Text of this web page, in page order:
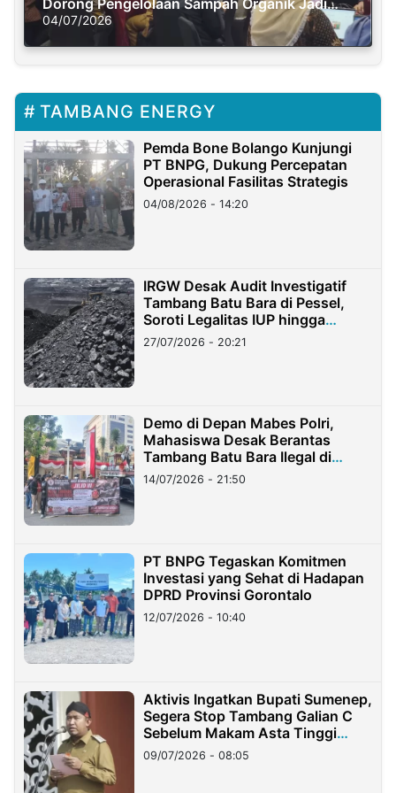
Dorong Pengelolaan Sampah Organik Jadi
Solusi Krisis Iklim
04/07/2026
TAMBANG ENERGY
Pemda Bone Bolango Kunjungi
PT BNPG, Dukung Percepatan
Operasional Fasilitas Strategis
04/08/2026 - 14:20
IRGW Desak Audit Investigatif
Tambang Batu Bara di Pessel,
Soroti Legalitas IUP hingga
Stockpile
27/07/2026 - 20:21
Demo di Depan Mabes Polri,
Mahasiswa Desak Berantas
Tambang Batu Bara Ilegal di
Lampung
14/07/2026 - 21:50
PT BNPG Tegaskan Komitmen
Investasi yang Sehat di Hadapan
DPRD Provinsi Gorontalo
12/07/2026 - 10:40
Aktivis Ingatkan Bupati Sumenep,
Segera Stop Tambang Galian C
Sebelum Makam Asta Tinggi
Longsor
09/07/2026 - 08:05